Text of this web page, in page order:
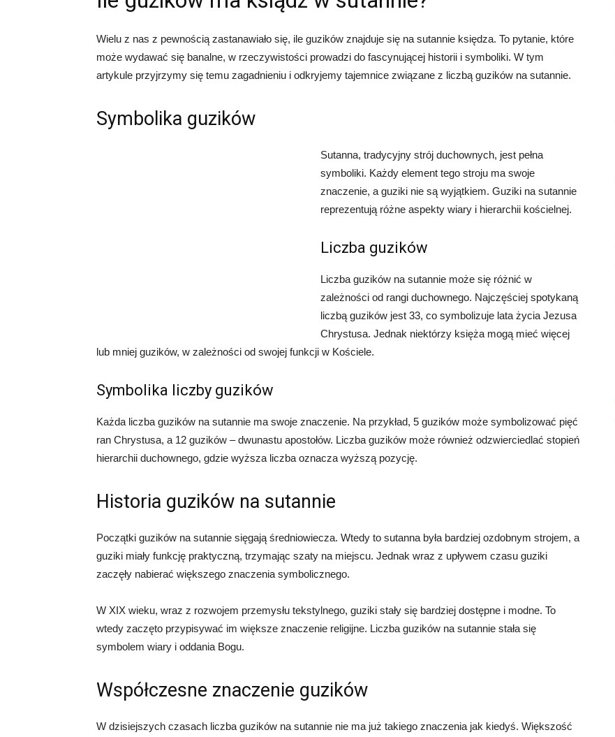
Wielu z nas z pewnością zastanawiało się, ile guzików znajduje się na sutannie księdza. To pytanie, które
może wydawać się banalne, w rzeczywistości prowadzi do fascynującej historii i symboliki. W tym
artykule przyjrzymy się temu zagadnieniu i odkryjemy tajemnice związane z liczbą guzików na sutannie.
Symbolika guzików
Sutanna, tradycyjny strój duchownych, jest pełna
symboliki. Każdy element tego stroju ma swoje
znaczenie, a guziki nie są wyjątkiem. Guziki na sutannie
reprezentują różne aspekty wiary i hierarchii kościelnej.
Liczba guzików
Liczba guzików na sutannie może się różnić w
zależności od rangi duchownego. Najczęściej spotykaną
liczbą guzików jest 33, co symbolizuje lata życia Jezusa
Chrystusa. Jednak niektórzy księża mogą mieć więcej
lub mniej guzików, w zależności od swojej funkcji w Kościele.
Symbolika liczby guzików
Każda liczba guzików na sutannie ma swoje znaczenie. Na przykład, 5 guzików może symbolizować pięć
ran Chrystusa, a 12 guzików – dwunastu apostołów. Liczba guzików może również odzwierciedlać stopień
hierarchii duchownego, gdzie wyższa liczba oznacza wyższą pozycję.
Historia guzików na sutannie
Początki guzików na sutannie sięgają średniowiecza. Wtedy to sutanna była bardziej ozdobnym strojem, a
guziki miały funkcję praktyczną, trzymając szaty na miejscu. Jednak wraz z upływem czasu guziki
zaczęły nabierać większego znaczenia symbolicznego.
W XIX wieku, wraz z rozwojem przemysłu tekstylnego, guziki stały się bardziej dostępne i modne. To
wtedy zaczęto przypisywać im większe znaczenie religijne. Liczba guzików na sutannie stała się
symbolem wiary i oddania Bogu.
Współczesne znaczenie guzików
W dzisiejszych czasach liczba guzików na sutannie nie ma już takiego znaczenia jak kiedyś. Większość